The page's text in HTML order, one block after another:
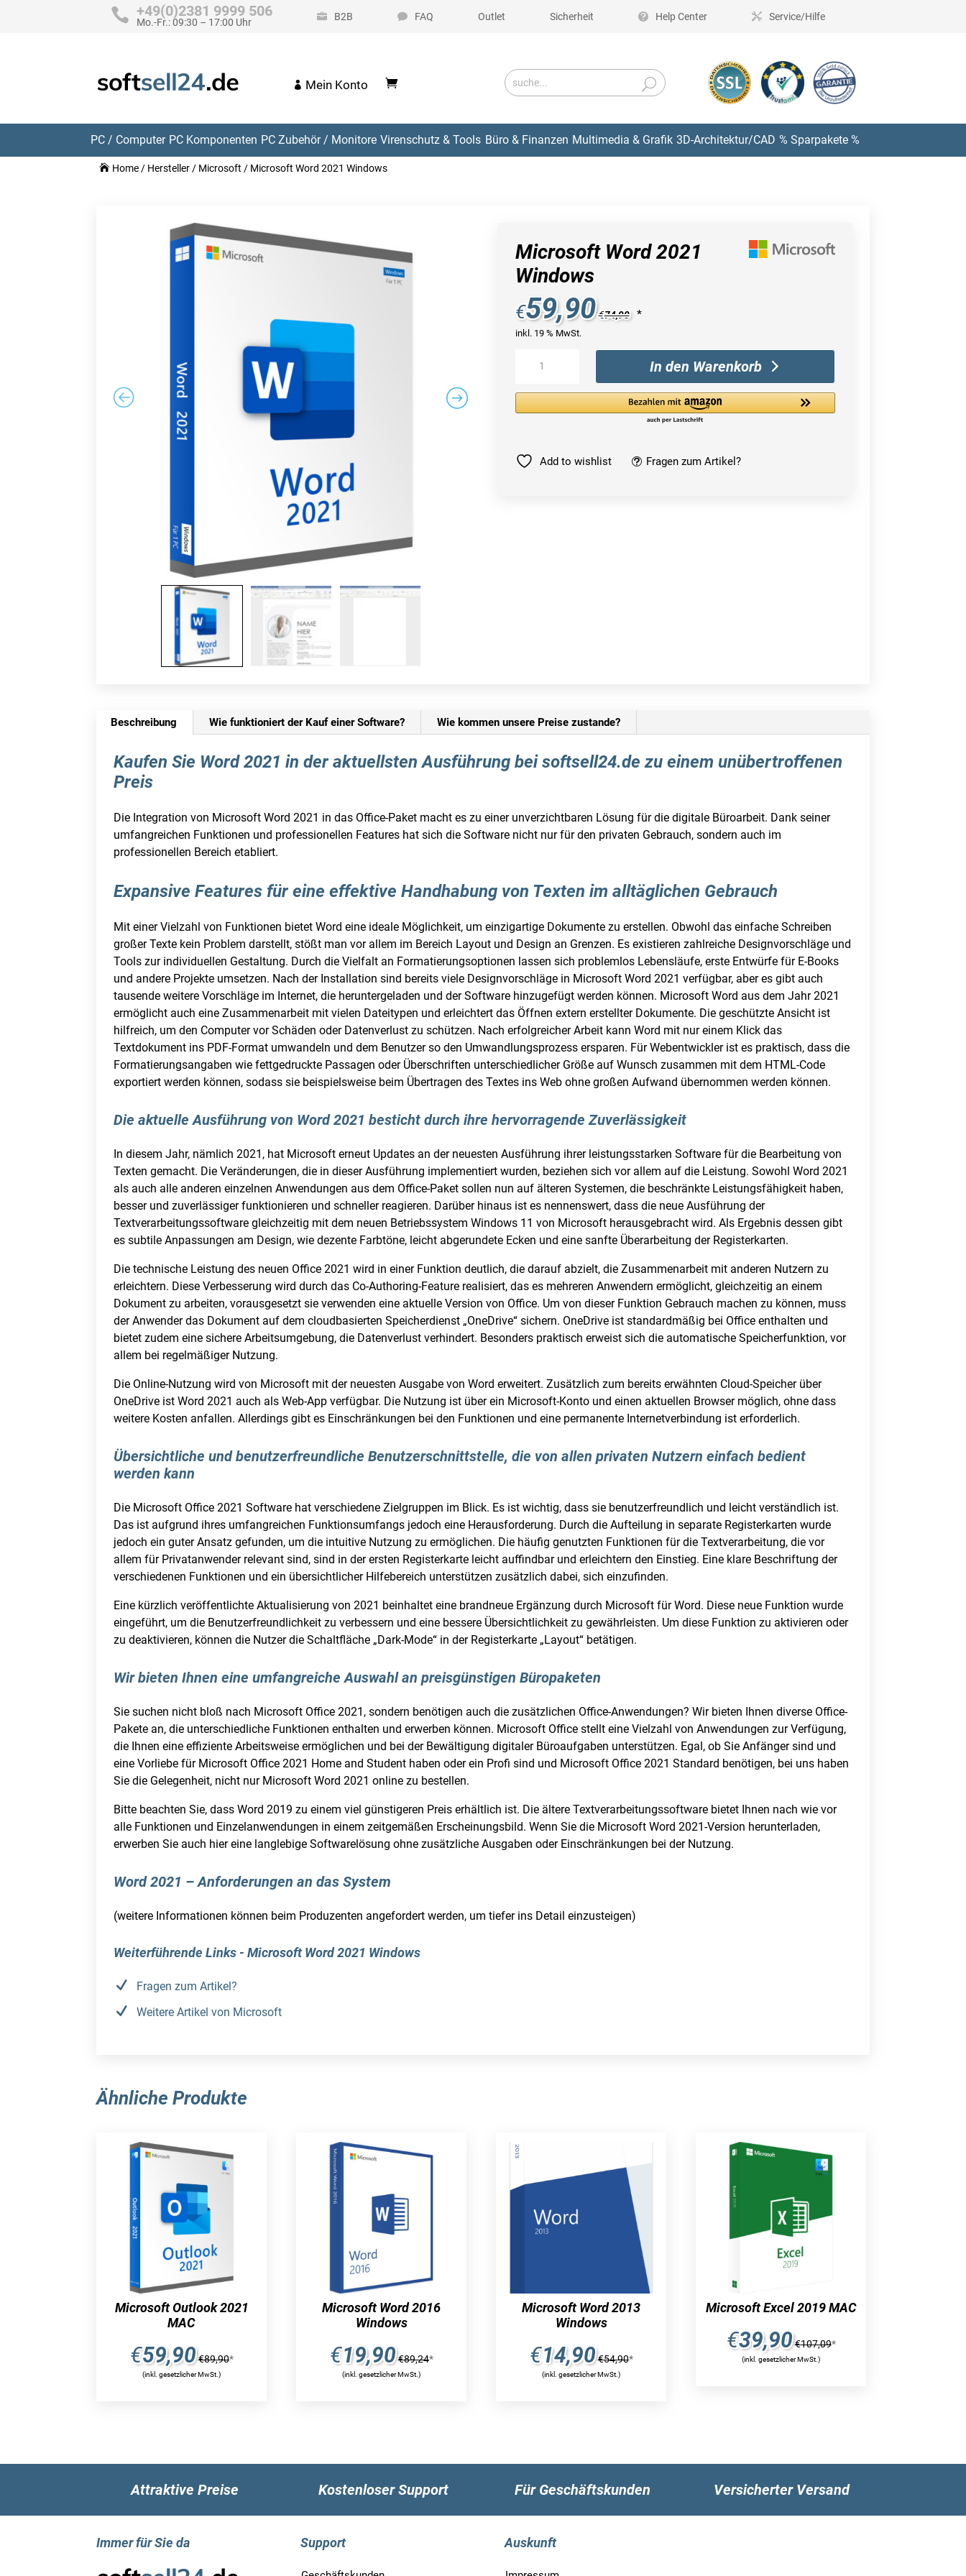
+49(0)2381 9999 506
Mo.-Fr.: 09:30 – 17:00 Uhr B2B FAQ Outlet Sicherheit Help Center Service/Hilfe
Mein Konto
PC / Computer PC Komponenten PC Zubehör / Monitore Virenschutz & Tools Büro & Finanzen Multimedia & Grafik 3D-Architektur/CAD % Sparpakete %
Home / Hersteller / Microsoft / Microsoft Word 2021 Windows
Microsoft Word 2021
Windows
€59,90 €74,90 *
inkl. 19 % MwSt.
2021
Windows
In den Warenkorb
Add to wishlist Fragen zum Artikel?
Beschreibung Wie funktioniert der Kauf einer Software? Wie kommen unsere Preise zustande?
Kaufen Sie Word 2021 in der aktuellsten Ausführung bei softsell24.de zu einem unübertroffenen
Preis
Die Integration von Microsoft Word 2021 in das Office-Paket macht es zu einer unverzichtbaren Lösung für die digitale Büroarbeit. Dank seiner
umfangreichen Funktionen und professionellen Features hat sich die Software nicht nur für den privaten Gebrauch, sondern auch im
professionellen Bereich etabliert.
Expansive Features für eine effektive Handhabung von Texten im alltäglichen Gebrauch
Mit einer Vielzahl von Funktionen bietet Word eine ideale Möglichkeit, um einzigartige Dokumente zu erstellen. Obwohl das einfache Schreiben
großer Texte kein Problem darstellt, stößt man vor allem im Bereich Layout und Design an Grenzen. Es existieren zahlreiche Designvorschläge und
Tools zur individuellen Gestaltung. Durch die Vielfalt an Formatierungsoptionen lassen sich problemlos Lebensläufe, erste Entwürfe für E-Books
und andere Projekte umsetzen. Nach der Installation sind bereits viele Designvorschläge in Microsoft Word 2021 verfügbar, aber es gibt auch
tausende weitere Vorschläge im Internet, die heruntergeladen und der Software hinzugefügt werden können. Microsoft Word aus dem Jahr 2021
ermöglicht auch eine Zusammenarbeit mit vielen Dateitypen und erleichtert das Öffnen extern erstellter Dokumente. Die geschützte Ansicht ist
hilfreich, um den Computer vor Schäden oder Datenverlust zu schützen. Nach erfolgreicher Arbeit kann Word mit nur einem Klick das
Textdokument ins PDF-Format umwandeln und dem Benutzer so den Umwandlungsprozess ersparen. Für Webentwickler ist es praktisch, dass die
Formatierungsangaben wie fettgedruckte Passagen oder Überschriften unterschiedlicher Größe auf Wunsch zusammen mit dem HTML-Code
exportiert werden können, sodass sie beispielsweise beim Übertragen des Textes ins Web ohne großen Aufwand übernommen werden können.
Die aktuelle Ausführung von Word 2021 besticht durch ihre hervorragende Zuverlässigkeit
In diesem Jahr, nämlich 2021, hat Microsoft erneut Updates an der neuesten Ausführung ihrer leistungsstarken Software für die Bearbeitung von
Texten gemacht. Die Veränderungen, die in dieser Ausführung implementiert wurden, beziehen sich vor allem auf die Leistung. Sowohl Word 2021
als auch alle anderen einzelnen Anwendungen aus dem Office-Paket sollen nun auf älteren Systemen, die beschränkte Leistungsfähigkeit haben,
besser und zuverlässiger funktionieren und schneller reagieren. Darüber hinaus ist es nennenswert, dass die neue Ausführung der
Textverarbeitungssoftware gleichzeitig mit dem neuen Betriebssystem Windows 11 von Microsoft herausgebracht wird. Als Ergebnis dessen gibt
es subtile Anpassungen am Design, wie dezente Farbtöne, leicht abgerundete Ecken und eine sanfte Überarbeitung der Registerkarten.
Die technische Leistung des neuen Office 2021 wird in einer Funktion deutlich, die darauf abzielt, die Zusammenarbeit mit anderen Nutzern zu
erleichtern. Diese Verbesserung wird durch das Co-Authoring-Feature realisiert, das es mehreren Anwendern ermöglicht, gleichzeitig an einem
Dokument zu arbeiten, vorausgesetzt sie verwenden eine aktuelle Version von Office. Um von dieser Funktion Gebrauch machen zu können, muss
der Anwender das Dokument auf dem cloudbasierten Speicherdienst „OneDrive“ sichern. OneDrive ist standardmäßig bei Office enthalten und
bietet zudem eine sichere Arbeitsumgebung, die Datenverlust verhindert. Besonders praktisch erweist sich die automatische Speicherfunktion, vor
allem bei regelmäßiger Nutzung.
Die Online-Nutzung wird von Microsoft mit der neuesten Ausgabe von Word erweitert. Zusätzlich zum bereits erwähnten Cloud-Speicher über
OneDrive ist Word 2021 auch als Web-App verfügbar. Die Nutzung ist über ein Microsoft-Konto und einen aktuellen Browser möglich, ohne dass
weitere Kosten anfallen. Allerdings gibt es Einschränkungen bei den Funktionen und eine permanente Internetverbindung ist erforderlich.
Übersichtliche und benutzerfreundliche Benutzerschnittstelle, die von allen privaten Nutzern einfach bedient
werden kann
Die Microsoft Office 2021 Software hat verschiedene Zielgruppen im Blick. Es ist wichtig, dass sie benutzerfreundlich und leicht verständlich ist.
Das ist aufgrund ihres umfangreichen Funktionsumfangs jedoch eine Herausforderung. Durch die Aufteilung in separate Registerkarten wurde
jedoch ein guter Ansatz gefunden, um die intuitive Nutzung zu ermöglichen. Die häufig genutzten Funktionen für die Textverarbeitung, die vor
allem für Privatanwender relevant sind, sind in der ersten Registerkarte leicht auffindbar und erleichtern den Einstieg. Eine klare Beschriftung der
verschiedenen Funktionen und ein übersichtlicher Hilfebereich unterstützen zusätzlich dabei, sich einzufinden.
Eine kürzlich veröffentlichte Aktualisierung von 2021 beinhaltet eine brandneue Ergänzung durch Microsoft für Word. Diese neue Funktion wurde
eingeführt, um die Benutzerfreundlichkeit zu verbessern und eine bessere Übersichtlichkeit zu gewährleisten. Um diese Funktion zu aktivieren oder
zu deaktivieren, können die Nutzer die Schaltfläche „Dark-Mode“ in der Registerkarte „Layout“ betätigen.
Wir bieten Ihnen eine umfangreiche Auswahl an preisgünstigen Büropaketen
Sie suchen nicht bloß nach Microsoft Office 2021, sondern benötigen auch die zusätzlichen Office-Anwendungen? Wir bieten Ihnen diverse Office-
Pakete an, die unterschiedliche Funktionen enthalten und erwerben können. Microsoft Office stellt eine Vielzahl von Anwendungen zur Verfügung,
die Ihnen eine effiziente Arbeitsweise ermöglichen und bei der Bewältigung digitaler Büroaufgaben unterstützen. Egal, ob Sie Anfänger sind und
eine Vorliebe für Microsoft Office 2021 Home and Student haben oder ein Profi sind und Microsoft Office 2021 Standard benötigen, bei uns haben
Sie die Gelegenheit, nicht nur Microsoft Word 2021 online zu bestellen.
Bitte beachten Sie, dass Word 2019 zu einem viel günstigeren Preis erhältlich ist. Die ältere Textverarbeitungssoftware bietet Ihnen nach wie vor
alle Funktionen und Einzelanwendungen in einem zeitgemäßen Erscheinungsbild. Wenn Sie die Microsoft Word 2021-Version herunterladen,
erwerben Sie auch hier eine langlebige Softwarelösung ohne zusätzliche Ausgaben oder Einschränkungen bei der Nutzung.
Word 2021 – Anforderungen an das System
(weitere Informationen können beim Produzenten angefordert werden, um tiefer ins Detail einzusteigen)
Weiterführende Links - Microsoft Word 2021 Windows
Fragen zum Artikel?
Weitere Artikel von Microsoft
Ähnliche Produkte
Microsoft Outlook 2021
MAC
€59,90€89,90*
(inkl. gesetzlicher MwSt.)
Microsoft Word 2016
Windows
€19,90€89,24*
(inkl. gesetzlicher MwSt.)
Microsoft Word 2013
Windows
€14,90€54,90*
(inkl. gesetzlicher MwSt.)
Microsoft Excel 2019 MAC
€39,90€107,09*
(inkl. gesetzlicher MwSt.)
Attraktive Preise Kostenloser Support Für Geschäftskunden Versicherter Versand
Immer für Sie da Support Auskunft